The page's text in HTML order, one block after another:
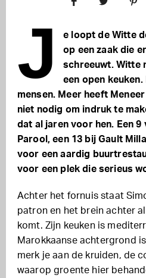
J
e loopt de Witte
op een zaak die
schreeuwt. Witte
een open
mensen. Meer heeft
niet nodig om indruk te
dat al jaren voor hen. Een 9
Parool, een 13 bij Gault
voor een aardig
voor een plek die serieus
Achter het fornuis staat
patron en het brein achter
komt. Zijn keuken is
Marokkaanse achtergrond
merk je aan de kruiden, de
waarop groente hier